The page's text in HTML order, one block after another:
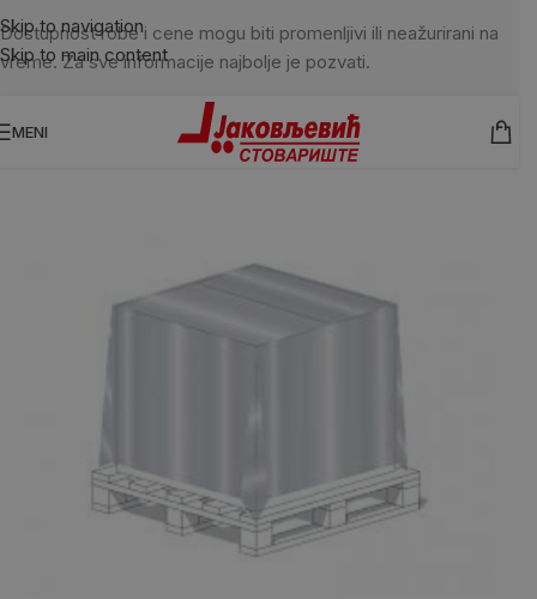
Skip to navigation
Skip to main content
Dostupnost robe i cene mogu biti promenljivi ili neažurirani na
vreme. Za sve informacije najbolje je pozvati.
MENI